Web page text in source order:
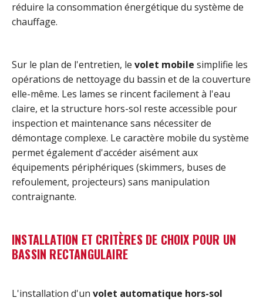
réduire la consommation énergétique du système de
chauffage.
Sur le plan de l'entretien, le volet mobile simplifie les
opérations de nettoyage du bassin et de la couverture
elle-même. Les lames se rincent facilement à l'eau
claire, et la structure hors-sol reste accessible pour
inspection et maintenance sans nécessiter de
démontage complexe. Le caractère mobile du système
permet également d'accéder aisément aux
équipements périphériques (skimmers, buses de
refoulement, projecteurs) sans manipulation
contraignante.
INSTALLATION ET CRITÈRES DE CHOIX POUR UN
BASSIN RECTANGULAIRE
L'installation d'un volet automatique hors-sol